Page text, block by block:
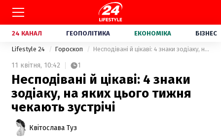
24 КАНАЛ ГЕОПОЛІТИКА ЕКОНОМІКА БІЗНЕС
Lifestyle 24 Гороскоп Несподівані й цікаві: 4 знаки зодіаку, на яких цього тижня чекають зустрічі
11 квітня, 10:42 1
Несподівані й цікаві: 4 знаки
зодіаку, на яких цього тижня
чекають зустрічі
Квітослава Туз